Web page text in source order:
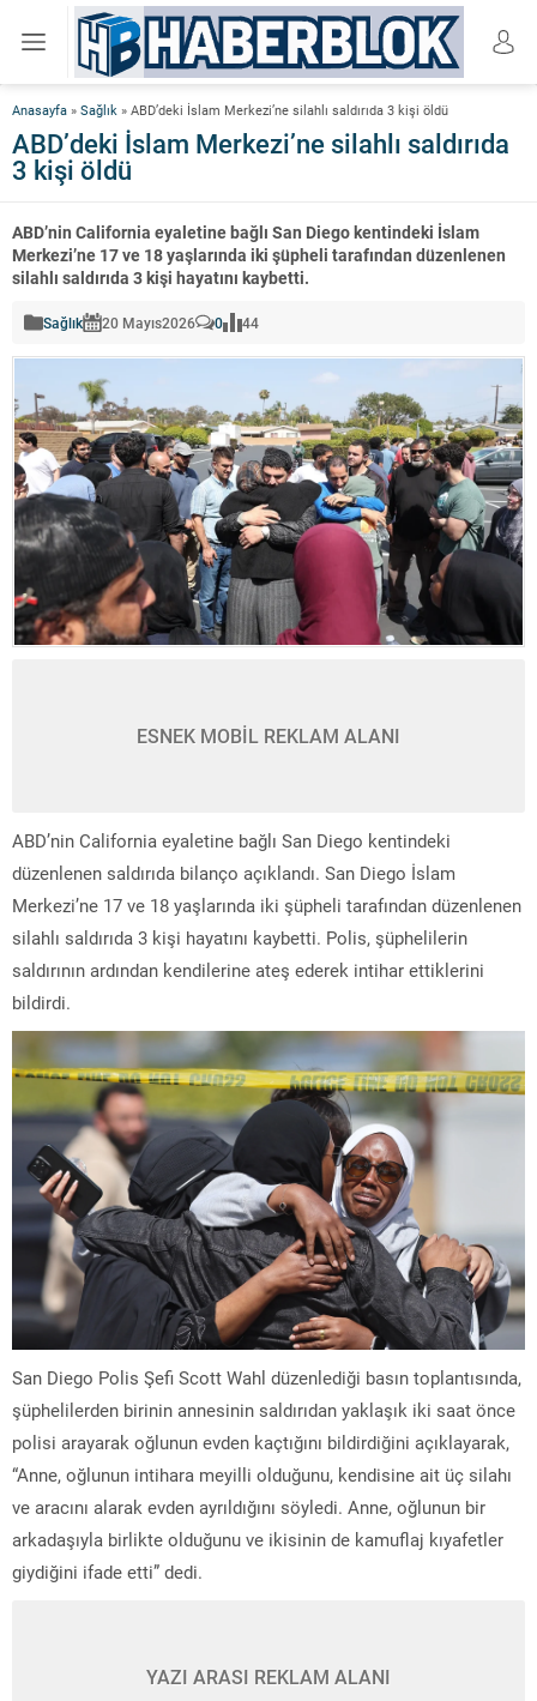
Anasayfa » Sağlık » ABD’deki İslam Merkezi’ne silahlı saldırıda 3 kişi öldü
ABD’deki İslam Merkezi’ne silahlı saldırıda
3 kişi öldü
ABD’nin California eyaletine bağlı San Diego kentindeki İslam
Merkezi’ne 17 ve 18 yaşlarında iki şüpheli tarafından düzenlenen
silahlı saldırıda 3 kişi hayatını kaybetti.
Sağlık 20 Mayıs2026 0 44
ESNEK MOBİL REKLAM ALANI
ABD’nin California eyaletine bağlı San Diego kentindeki
düzenlenen saldırıda bilanço açıklandı. San Diego İslam
Merkezi’ne 17 ve 18 yaşlarında iki şüpheli tarafından düzenlenen
silahlı saldırıda 3 kişi hayatını kaybetti. Polis, şüphelilerin
saldırının ardından kendilerine ateş ederek intihar ettiklerini
bildirdi.
San Diego Polis Şefi Scott Wahl düzenlediği basın toplantısında,
şüphelilerden birinin annesinin saldırıdan yaklaşık iki saat önce
polisi arayarak oğlunun evden kaçtığını bildirdiğini açıklayarak,
“Anne, oğlunun intihara meyilli olduğunu, kendisine ait üç silahı
ve aracını alarak evden ayrıldığını söyledi. Anne, oğlunun bir
arkadaşıyla birlikte olduğunu ve ikisinin de kamuflaj kıyafetler
giydiğini ifade etti” dedi.
YAZI ARASI REKLAM ALANI